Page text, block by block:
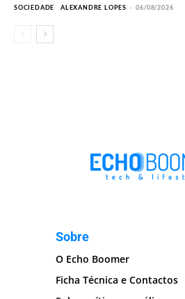
SOCIEDADE ALEXANDRE LOPES - 06/08/2026
Sobre
O Echo Boomer
Ficha Técnica e Contactos